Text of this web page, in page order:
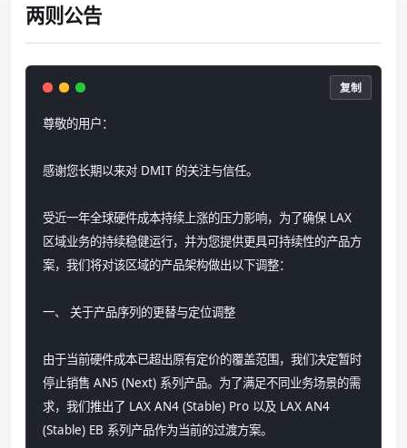
两则公告
尊敬的用户：
感谢您长期以来对 DMIT 的关注与信任。
受近一年全球硬件成本持续上涨的压力影响，为了确保 LAX
区域业务的持续稳健运行，并为您提供更具可持续性的产品方
案，我们将对该区域的产品架构做出以下调整：
一、 关于产品序列的更替与定位调整
由于当前硬件成本已超出原有定价的覆盖范围，我们决定暂时
停止销售 AN5 (Next) 系列产品。为了满足不同业务场景的需
求，我们推出了 LAX AN4 (Stable) Pro 以及 LAX AN4
(Stable) EB 系列产品作为当前的过渡方案。
复制